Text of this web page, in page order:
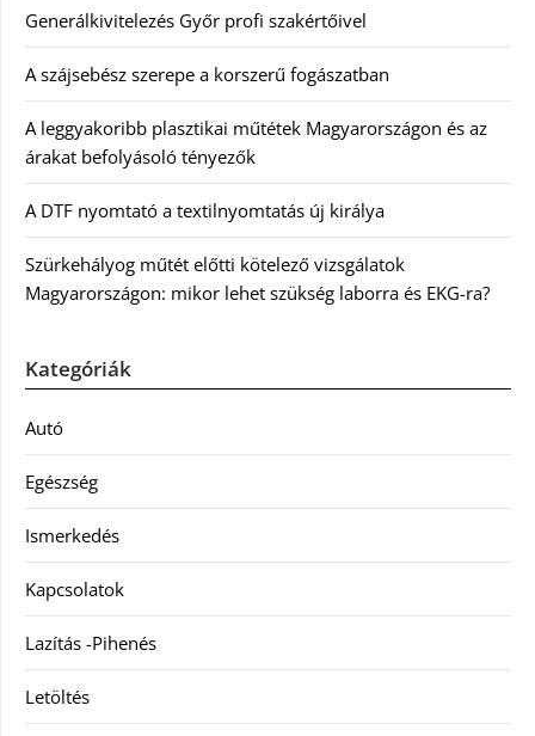
Generálkivitelezés Győr profi szakértőivel
A szájsebész szerepe a korszerű fogászatban
A leggyakoribb plasztikai műtétek Magyarországon és az
árakat befolyásoló tényezők
A DTF nyomtató a textilnyomtatás új királya
Szürkehályog műtét előtti kötelező vizsgálatok
Magyarországon: mikor lehet szükség laborra és EKG-ra?
Kategóriák
Autó
Egészség
Ismerkedés
Kapcsolatok
Lazítás -Pihenés
Letöltés